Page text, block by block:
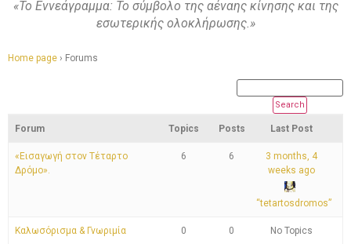
«Το Εννεάγραμμα: Το σύμβολο της αέναης κίνησης και της
εσωτερικής ολοκλήρωσης.»
Home page › Forums
Forum Topics Posts Last Post
«Εισαγωγή στον Τέταρτο
Δρόμο».
6 6
3 months, 4
weeks ago
“tetartosdromos”
Καλωσόρισμα & Γνωριμία 0 0 No Topics